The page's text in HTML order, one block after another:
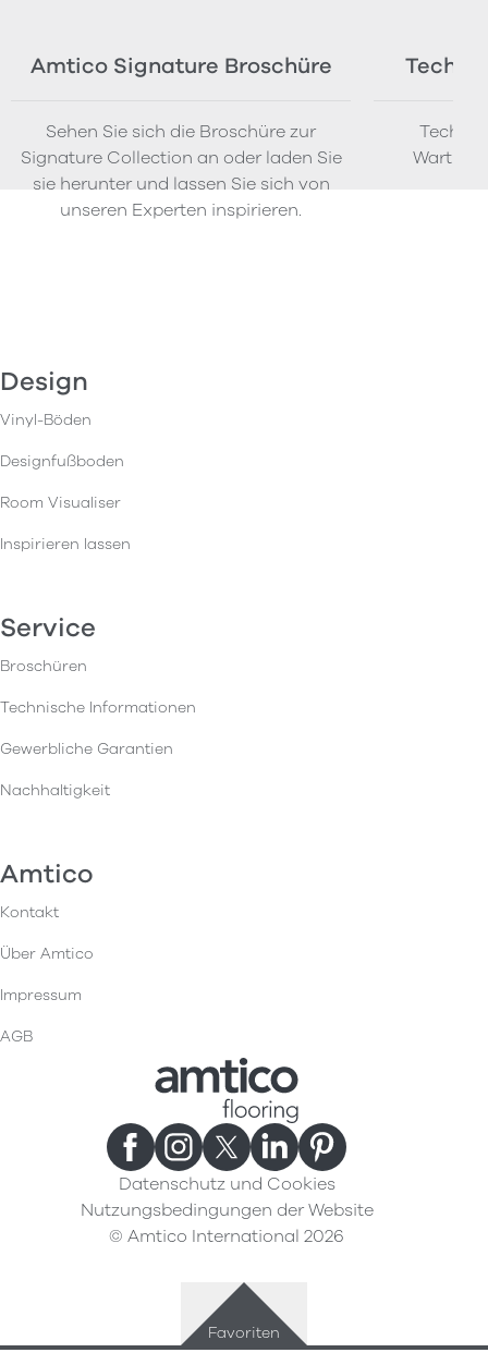
Amtico Signature Broschüre
Sehen Sie sich die Broschüre zur
Signature Collection an oder laden Sie
sie herunter und lassen Sie sich von
unseren Experten inspirieren.
Design
Vinyl-Böden
Designfußboden
Room Visualiser
Inspirieren lassen
Service
Broschüren
Technische Informationen
Gewerbliche Garantien
Nachhaltigkeit
Amtico
Kontakt
Über Amtico
Impressum
AGB
Datenschutz und Cookies
Nutzungsbedingungen der Website
© Amtico International 2026
Favoriten